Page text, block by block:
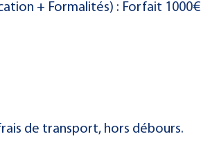
+ Formalités) : Forfait 1000€
de transport, hors débours.